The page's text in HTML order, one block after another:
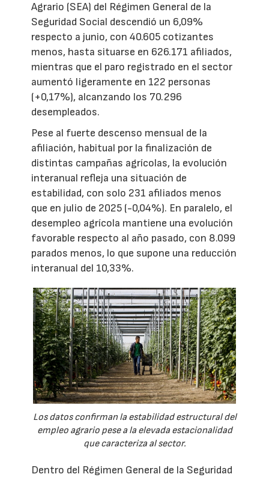
Agrario (SEA) del Régimen General de la
Seguridad Social descendió un 6,09%
respecto a junio, con 40.605 cotizantes
menos, hasta situarse en 626.171 afiliados,
mientras que el paro registrado en el sector
aumentó ligeramente en 122 personas
(+0,17%), alcanzando los 70.296
desempleados.
Pese al fuerte descenso mensual de la
afiliación, habitual por la finalización de
distintas campañas agrícolas, la evolución
interanual refleja una situación de
estabilidad, con solo 231 afiliados menos
que en julio de 2025 (-0,04%). En paralelo, el
desempleo agrícola mantiene una evolución
favorable respecto al año pasado, con 8.099
parados menos, lo que supone una reducción
interanual del 10,33%.
Los datos confirman la estabilidad estructural del
empleo agrario pese a la elevada estacionalidad
que caracteriza al sector.
Dentro del Régimen General de la Seguridad